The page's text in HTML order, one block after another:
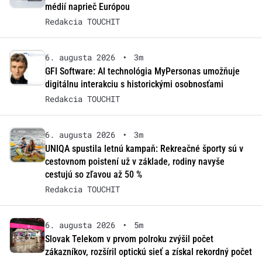
médií naprieč Európou
Redakcia TOUCHIT
6. augusta 2026 •
3m
GFI Software: AI technológia MyPersonas umožňuje
digitálnu interakciu s historickými osobnosťami
Redakcia TOUCHIT
6. augusta 2026 •
3m
UNIQA spustila letnú kampaň: Rekreačné športy sú v
cestovnom poistení už v základe, rodiny navyše
cestujú so zľavou až 50 %
Redakcia TOUCHIT
6. augusta 2026 •
5m
Slovak Telekom v prvom polroku zvýšil počet
zákazníkov, rozšíril optickú sieť a získal rekordný počet